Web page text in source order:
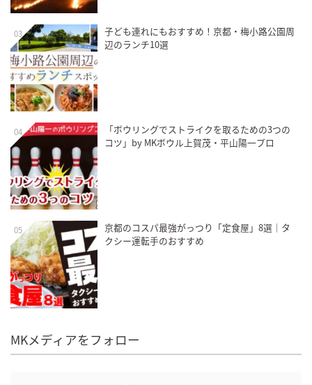
03
子ども連れにもおすすめ！京都・梅小路公園周
辺のランチ10選
04
「ボウリングでストライクを取るための3つの
コツ」by MKボウル上賀茂・平山陽一プロ
05
京都のコスパ最強がっつり「定食屋」8選｜タ
クシー運転手のおすすめ
MKメディアをフォロー